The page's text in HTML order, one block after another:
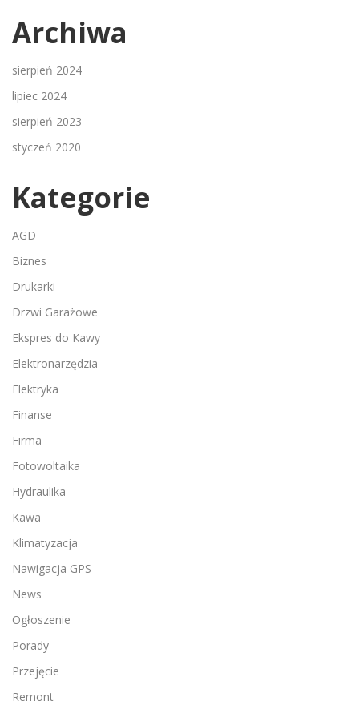
Archiwa
sierpień 2024
lipiec 2024
sierpień 2023
styczeń 2020
Kategorie
AGD
Biznes
Drukarki
Drzwi Garażowe
Ekspres do Kawy
Elektronarzędzia
Elektryka
Finanse
Firma
Fotowoltaika
Hydraulika
Kawa
Klimatyzacja
Nawigacja GPS
News
Ogłoszenie
Porady
Przejęcie
Remont